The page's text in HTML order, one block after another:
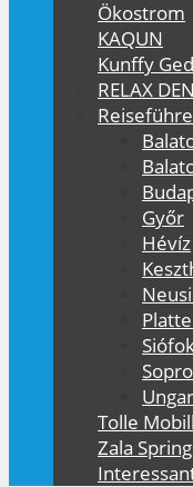
Ökostrom
KAQUN
Kunffy
RELAX
Győr
Hévíz
Tolle
Zala